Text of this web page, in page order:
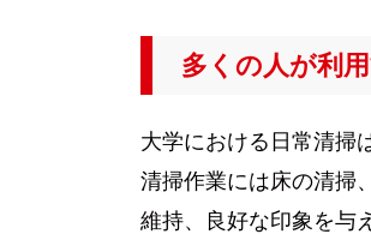
多くの人が利
大学における日常清掃
清掃作業には床の清掃
維持、良好な印象を与